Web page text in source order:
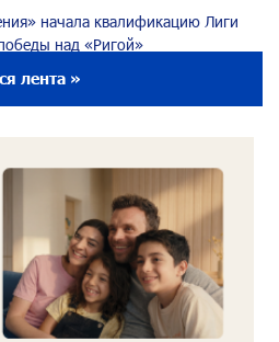
начала квалификацию Лиги
над «Ригой»
около одного месяца назад
около одного месяца назад
Чалабяна дошел до
парламента: «Паст»
около одного месяца назад
лента »